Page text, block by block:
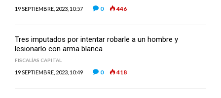
19 SEPTIEMBRE, 2023, 10:57 0 446
Tres imputados por intentar robarle a un hombre y
lesionarlo con arma blanca
FISCALÍAS CAPITAL
19 SEPTIEMBRE, 2023, 10:49 0 418